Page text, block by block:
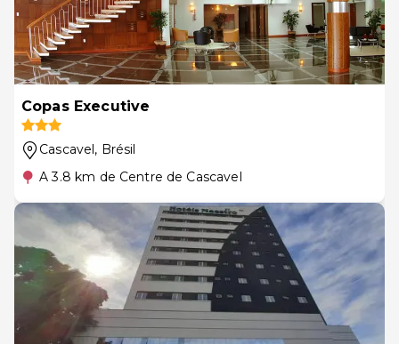
Copas Executive
Cascavel, Brésil
A 3.8 km de Centre de Cascavel